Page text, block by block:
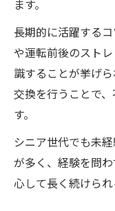
ます。
長期的に活躍する
や運転前後のスト
識することが挙げ
交換を行うことで
す。
シニア世代でも未
が多く、経験を問
心して長く続けられ